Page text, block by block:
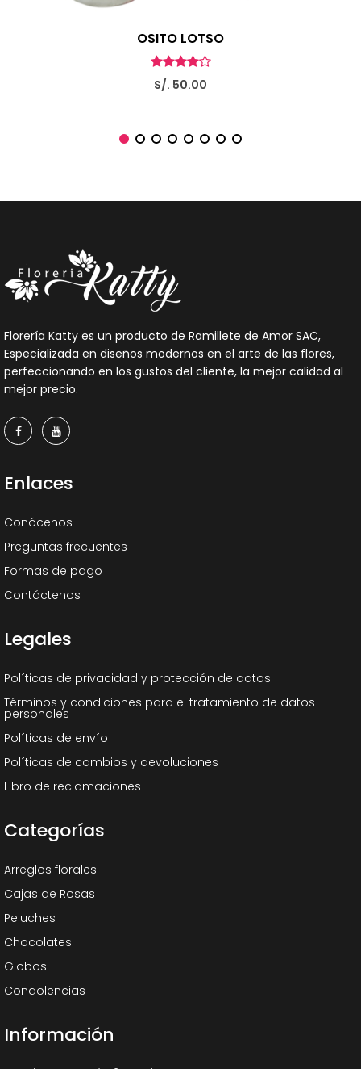
OSITO LOTSO
S/. 50.00
Florería Katty es un producto de Ramillete de Amor SAC,
Especializada en diseños modernos en el arte de las flores,
perfeccionando en los gustos del cliente, la mejor calidad al
mejor precio.
Enlaces
Conócenos
Preguntas frecuentes
Formas de pago
Contáctenos
Legales
Políticas de privacidad y protección de datos
Términos y condiciones para el tratamiento de datos
personales
Políticas de envío
Políticas de cambios y devoluciones
Libro de reclamaciones
Categorías
Arreglos florales
Cajas de Rosas
Peluches
Chocolates
Globos
Condolencias
Información